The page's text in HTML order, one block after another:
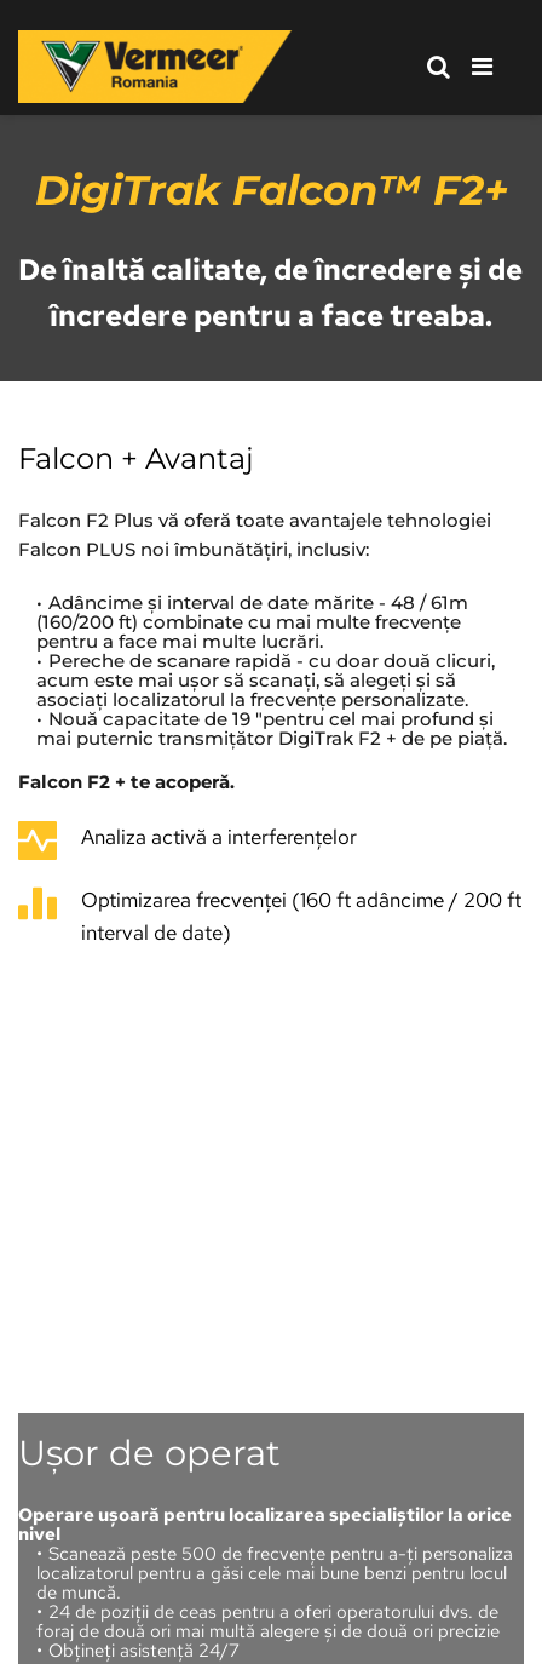
Romania
Vermeer
Romania
DigiTrak Falcon™ F2+
De înaltă calitate, de încredere și de
încredere pentru a face treaba.
Falcon + Avantaj
Falcon F2 Plus vă oferă toate avantajele tehnologiei
Falcon PLUS noi îmbunătățiri, inclusiv:
Adâncime și interval de date mărite - 48 / 61m
(160/200 ft) combinate cu mai multe frecvențe
pentru a face mai multe lucrări.
Pereche de scanare rapidă - cu doar două clicuri,
acum este mai ușor să scanați, să alegeți și să
asociați localizatorul la frecvențe personalizate.
Nouă capacitate de 19 "pentru cel mai profund și
mai puternic transmițător DigiTrak F2 + de pe piață.
Falcon F2 + te acoperă.
Analiza activă a interferențelor
Optimizarea frecvenței (160 ft adâncime / 200 ft
interval de date)
Ușor de operat
Operare ușoară pentru localizarea specialiștilor la orice
nivel
Scanează peste 500 de frecvențe pentru a-ți personaliza
localizatorul pentru a găsi cele mai bune benzi pentru locul
de muncă.
24 de poziții de ceas pentru a oferi operatorului dvs. de
foraj de două ori mai multă alegere și de două ori precizie
Obțineți asistență 24/7